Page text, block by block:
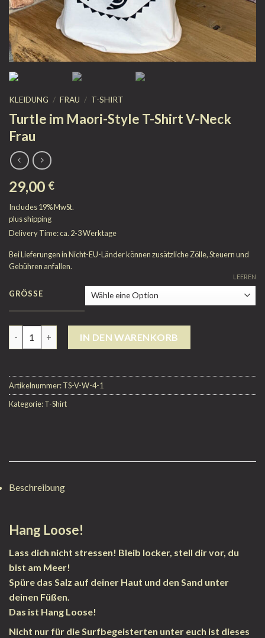
KLEIDUNG / FRAU / T-SHIRT
Turtle im Maori-Style T-Shirt V-Neck
Frau
29,00 €
Includes 19% MwSt.
plusshipping
Delivery Time: ca. 2-3 Werktage
Bei Lieferungen in Nicht-EU-Länder können zusätzliche Zölle, Steuern und
Gebühren anfallen.
GRÖSSE
LEEREN
IN DEN WARENKORB
Artikelnummer:TS-V-W-4-1
Kategorie:T-Shirt
Beschreibung
Hang Loose!
Lass dich nicht stressen! Bleib locker, stell dir vor, du
bist am Meer!
Spüre das Salz auf deiner Haut und den Sand unter
deinen Füßen.
Das ist Hang Loose!
Nicht nur für die Surfbegeisterten unter euch ist dieses